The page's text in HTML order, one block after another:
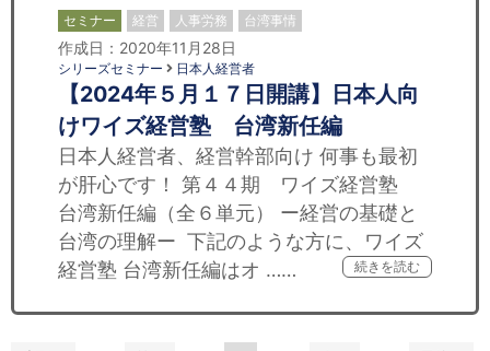
セミナー 経営 人事労務 台湾事情
作成日：2020年11月28日
シリーズセミナー 日本人経営者
【2024年５月１７日開講】日本人向
けワイズ経営塾 台湾新任編
日本人経営者、経営幹部向け 何事も最初
が肝心です！ 第４４期 ワイズ経営塾
台湾新任編（全６単元） ー経営の基礎と
台湾の理解ー 下記のような方に、ワイズ
経営塾 台湾新任編はオ ……
続きを読む